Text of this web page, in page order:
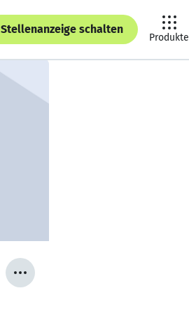
Stellenanzeige schalten
Produkte